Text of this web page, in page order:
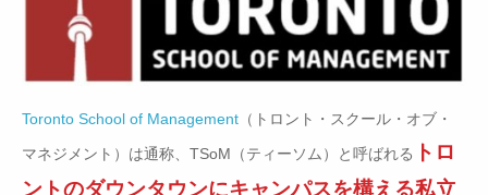
Toronto School of Management （トロント・スクール・オブ・
マネジメント）は通称、TSoM（ティーソム）と呼ばれる トロ
ントのダウンタウンにキャンパスを構える私立